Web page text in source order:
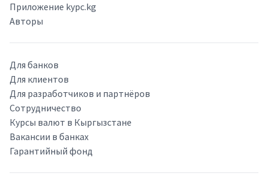
Приложение kypc.kg
Авторы
Для банков
Для клиентов
Для разработчиков и партнёров
Сотрудничество
Курсы валют в Кыргызстане
Вакансии в банках
Гарантийный фонд